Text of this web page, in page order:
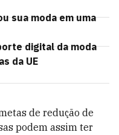
sua moda em uma
digital da moda
da UE
de redução de
podem assim ter